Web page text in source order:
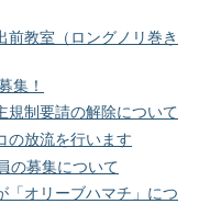
前教室（ロングノリ巻き
集！
規制要請の解除について
の放流を行います
の募集について
「オリーブハマチ」につ